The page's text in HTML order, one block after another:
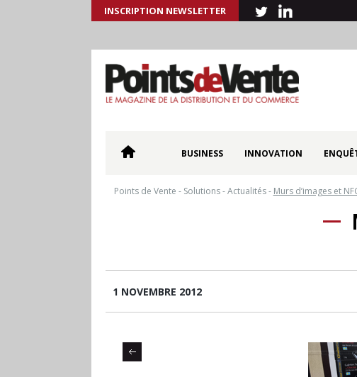
INSCRIPTION NEWSLETTER
BUSINESS INNOVATION
Points de Vente - Solutions-Actualités- Murs d’images et
1 NOVEMBRE 2012